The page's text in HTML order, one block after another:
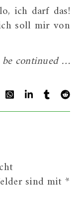
ich darf das!
soll mir von
be continued …
sind mit*